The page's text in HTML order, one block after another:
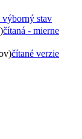
výborný stav
čítaná - mierne
čítané verzie